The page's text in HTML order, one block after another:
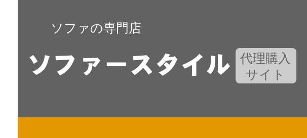
ソファの専門店
代理購入
サイト